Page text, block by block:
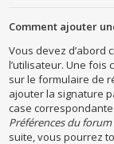
Comment ajouter
Vous devez d’abord
l’utilisateur. Une
sur le formulaire de
ajouter la signature
case
Préférences du
suite, vous pourrez